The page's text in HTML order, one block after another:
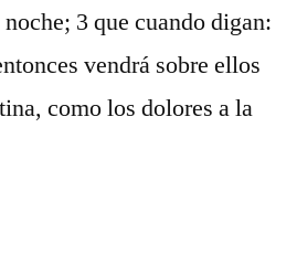
3 que cuando digan:
vendrá sobre ellos
como los dolores a la